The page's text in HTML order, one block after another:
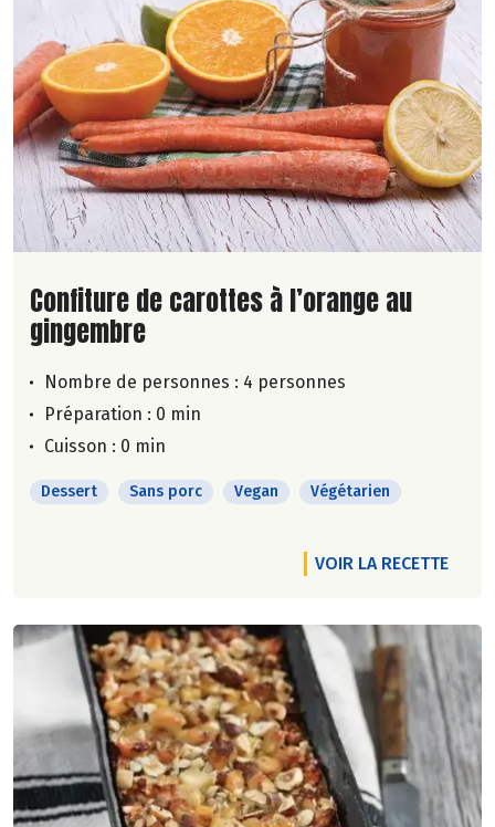
Lire la suite de la recette
Confiture de carottes à l’orange au
gingembre
Nombre de personnes : 4 personnes
Préparation : 0 min
Cuisson : 0 min
Dessert Sans porc Vegan Végétarien
VOIR LA RECETTE